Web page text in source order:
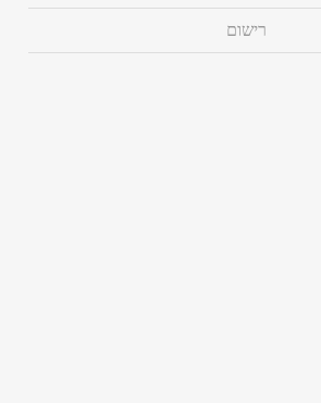
רישום